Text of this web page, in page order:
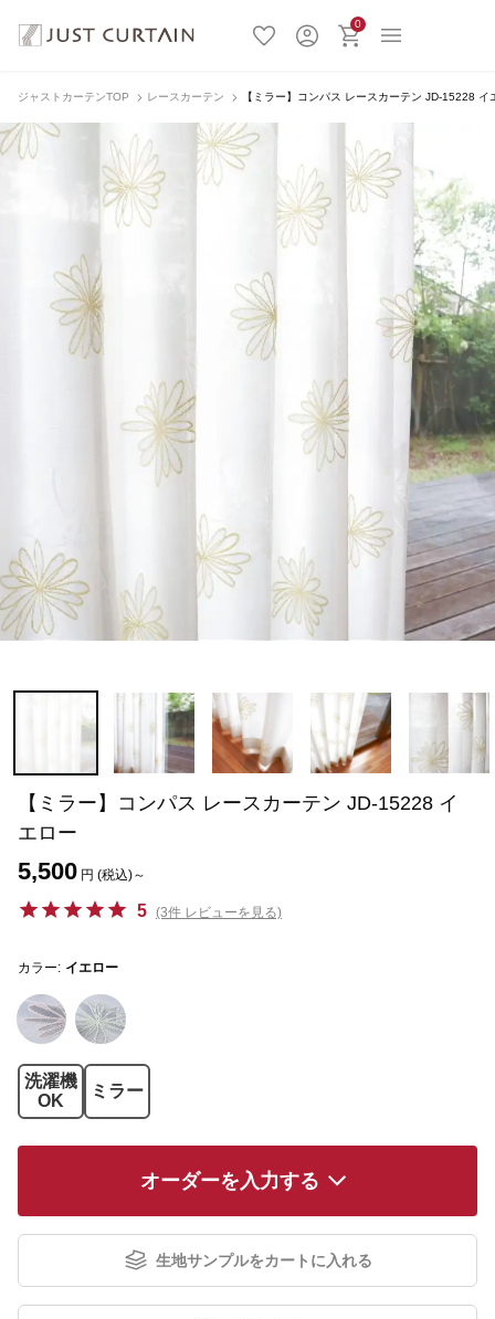
0
ジャストカーテンTOP レースカーテン 【ミラー】コンパス レースカーテン JD-15228 イ
【ミラー】コンパス レースカーテン JD-15228 イ
エロー
5,500 円 (税込)～
5 (3件 レビューを見る)
カラー: イエロー
洗濯機
OK
ミラー
オーダーを入力する
生地サンプルをカートに入れる